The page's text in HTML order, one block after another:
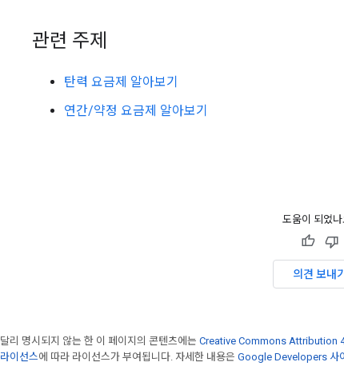
관련 주제
탄력 요금제 알아보기
연간/약정 요금제 알아보기
도움이 되었나
의견 보내
달리 명시되지 않는 한 이 페이지의 콘텐츠에는 Creative Commons Attribution
라이선스에 따라 라이선스가 부여됩니다. 자세한 내용은 Google Developers 사